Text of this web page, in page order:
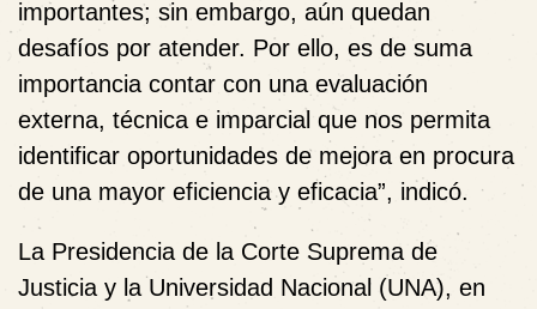
importantes; sin embargo, aún quedan
desafíos por atender. Por ello, es de suma
importancia contar con una evaluación
externa, técnica e imparcial que nos permita
identificar oportunidades de mejora en procura
de una mayor eficiencia y eficacia”, indicó.
La Presidencia de la Corte Suprema de
Justicia y la Universidad Nacional (UNA), en